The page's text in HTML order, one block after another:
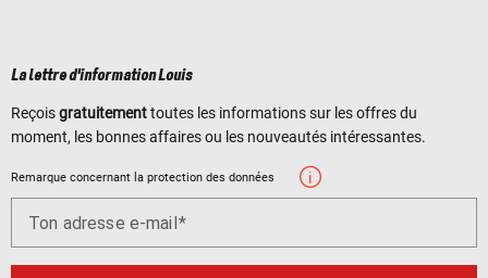
La lettre d'information Louis
Reçoisgratuitementtoutes les informations sur les offres du
moment, les bonnes affaires ou les nouveautés intéressantes.
Remarque concernant la protection des données
Ton adresse e-mail